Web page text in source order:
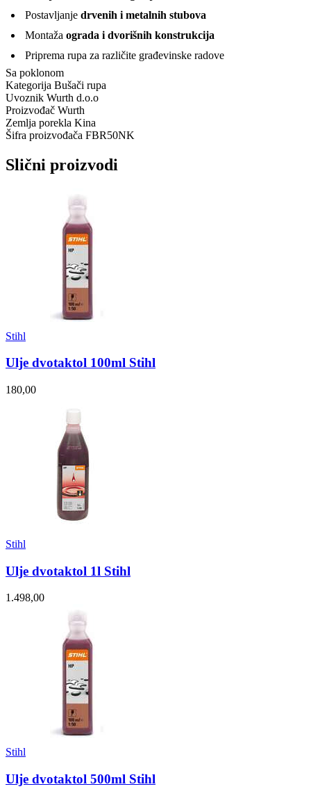
Postavljanje drvenih i metalnih stubova
Montaža ograda i dvorišnih konstrukcija
Priprema rupa za različite građevinske radove
Sa poklonom
Kategorija Bušači rupa
Uvoznik Wurth d.o.o
Proizvođač Wurth
Zemlja porekla Kina
Šifra proizvođača FBR50NK
Slični proizvodi
Stihl
Ulje dvotaktol 100ml Stihl
180,00
Stihl
Ulje dvotaktol 1l Stihl
1.498,00
Stihl
Ulje dvotaktol 500ml Stihl